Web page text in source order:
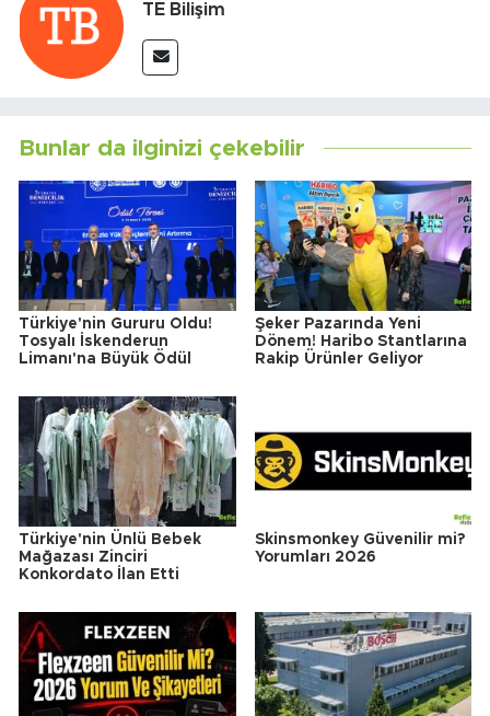
TE Bilişim
Bunlar da ilginizi çekebilir
Türkiye'nin Gururu Oldu!
Tosyalı İskenderun
Limanı'na Büyük Ödül
Şeker Pazarında Yeni
Dönem! Haribo Stantlarına
Rakip Ürünler Geliyor
Türkiye'nin Ünlü Bebek
Mağazası Zinciri
Konkordato İlan Etti
Skinsmonkey Güvenilir mi?
Yorumları 2026